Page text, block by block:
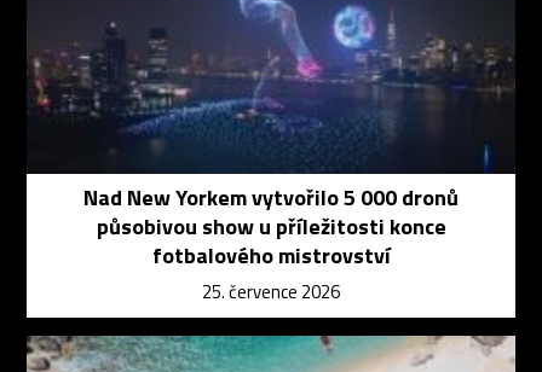
Nad New Yorkem vytvořilo 5 000 dronů
působivou show u příležitosti konce
fotbalového mistrovství
25. července 2026